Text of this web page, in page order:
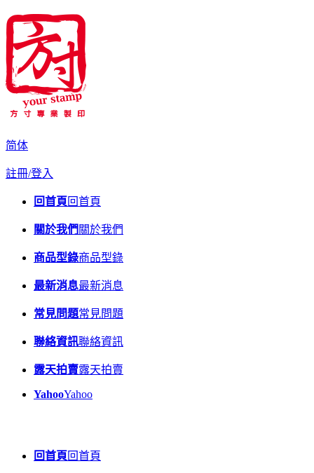
简体
註冊/登入
回首頁回首頁
關於我們 關於我們
商品型錄商品型錄
最新消息最新消息
常見問題常見問題
聯絡資訊聯絡資訊
露天拍賣露天拍賣
YahooYahoo
回首頁回首頁